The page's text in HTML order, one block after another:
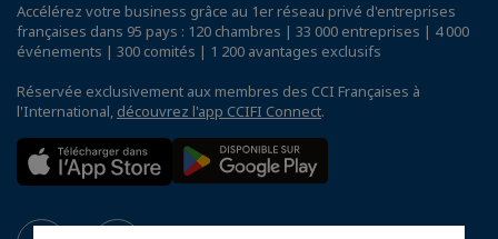
Accélérez votre business grâce au 1er réseau privé d'entreprises
françaises dans 95 pays : 120 chambres | 33 000 entreprises | 4 000
événements | 300 comités | 1 200 avantages exclusifs
Réservée exclusivement aux membres des CCI Françaises à
l'International, découvrez l'app CCIFI Connect.